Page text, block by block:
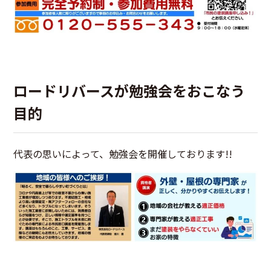
ロードリバースが勉強会をおこなう
目的
代表の思いによって、勉強会を開催しております!!